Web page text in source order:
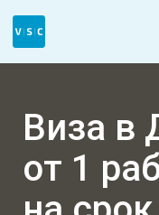
Виза в
от 1